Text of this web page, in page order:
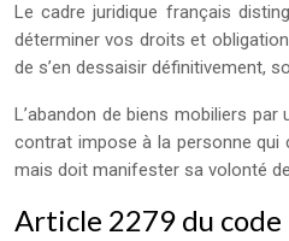
Le cadre juridique français
déterminer vos droits et
de s’en dessaisir définitivement,
L’abandon de biens mobiliers
contrat impose à la personne qui
mais doit manifester sa volonté
Article 2279 du